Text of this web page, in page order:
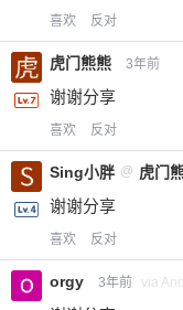
喜欢 反对
虎门熊熊 3年前
谢谢分享
喜欢 反对
Sing小胖 @ 虎门
谢谢分享
喜欢 反对
orgy 3年前 via